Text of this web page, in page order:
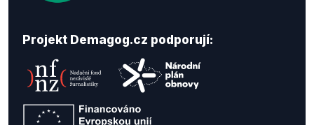
Projekt Demagog.cz podporují: